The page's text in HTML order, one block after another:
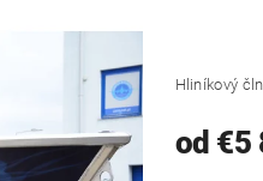
Hliníkový
od €5